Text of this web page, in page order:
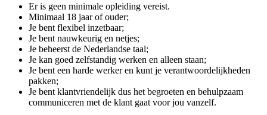
Er is geen minimale opleiding vereist.
Minimaal 18 jaar of ouder;
Je bent flexibel inzetbaar;
Je bent nauwkeurig en netjes;
Je beheerst de Nederlandse taal;
Je kan goed zelfstandig werken en alleen staan;
Je bent een harde werker en kunt je verantwoordelijkheden
pakken;
Je bent klantvriendelijk dus het begroeten en behulpzaam
communiceren met de klant gaat voor jou vanzelf.